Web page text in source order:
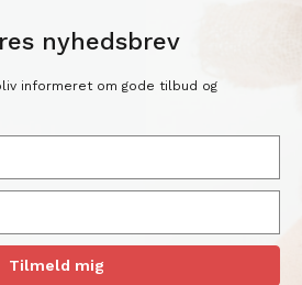
nyhedsbrev
informeret om gode tilbud og
Tilmeld mig